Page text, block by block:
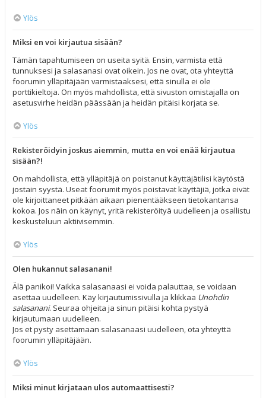
Ylös
Miksi en voi kirjautua sisään?
Tämän tapahtumiseen on useita syitä. Ensin, varmista että
tunnuksesi ja salasanasi ovat oikein. Jos ne ovat, ota yhteyttä
foorumin ylläpitäjään varmistaaksesi, että sinulla ei ole
porttikieltoja. On myös mahdollista, että sivuston omistajalla on
asetusvirhe heidän päässään ja heidän pitäisi korjata se.
Ylös
Rekisteröidyin joskus aiemmin, mutta en voi enää kirjautua
sisään?!
On mahdollista, että ylläpitäjä on poistanut käyttäjätilisi käytöstä
jostain syystä. Useat foorumit myös poistavat käyttäjiä, jotka eivät
ole kirjoittaneet pitkään aikaan pienentääkseen tietokantansa
kokoa. Jos näin on käynyt, yritä rekisteröityä uudelleen ja osallistu
keskusteluun aktiivisemmin.
Ylös
Olen hukannut salasanani!
Älä panikoi! Vaikka salasanaasi ei voida palauttaa, se voidaan
asettaa uudelleen. Käy kirjautumissivulla ja klikkaa Unohdin
salasanani. Seuraa ohjeita ja sinun pitäisi kohta pystyä
kirjautumaan uudelleen.
Jos et pysty asettamaan salasanaasi uudelleen, ota yhteyttä
foorumin ylläpitäjään.
Ylös
Miksi minut kirjataan ulos automaattisesti?